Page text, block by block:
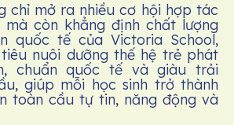
chỉ mở ra nhiều cơ hội hợp tác
còn khẳng định chất lượng
quốc tế của Victoria School,
nuôi dưỡng thế hệ trẻ phát
chuẩn quốc tế và giàu trải
giúp mỗi học sinh trở thành
toàn cầu tự tin, năng động và